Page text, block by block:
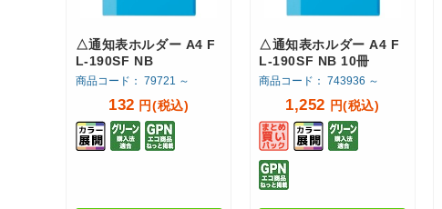
132 円(税込)
商品コード： 79721 ～
△通知表ホルダー A4 F
L-190SF NB
1,252 円(税込)
商品コード： 743936 ～
△通知表ホルダー A4 F
L-190SF NB 10冊